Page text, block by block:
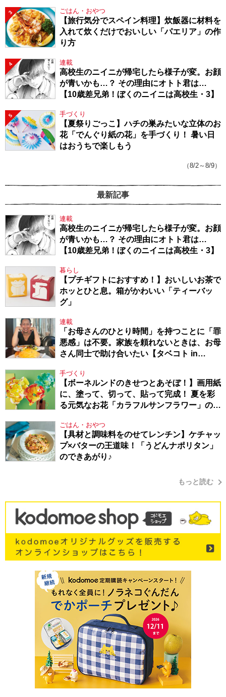
3 ごはん・おやつ
【旅行気分でスペイン料理】炊飯器に材料を
入れて炊くだけでおいしい「パエリア」の作
り方
4 連載
高校生のニイニが帰宅したら様子が変。お顔
が青いかも…？ その理由にオトト君は…
【10歳差兄弟！ぼくのニイニは高校生・3】
5 手づくり
【夏祭りごっこ】ハチの巣みたいな立体のお
花「でんぐり紙の花」を手づくり！ 暑い日
はおうちで楽しもう
（8/2～8/9）
最新記事
連載
高校生のニイニが帰宅したら様子が変。お顔
が青いかも…？ その理由にオトト君は…
【10歳差兄弟！ぼくのニイニは高校生・3】
暮らし
【プチギフトにおすすめ！】おいしいお茶で
ホッとひと息。箱がかわいい「ティーバッ
グ」
連載
「お母さんのひとり時間」を持つことに「罪
悪感」は不要。家族を頼れないときは、お母
さん同士で助け合いたい【タベコト in
手づくり
【ボーネルンドのきせつとあそぼ！】画用紙
に、塗って、切って、貼って完成！ 夏を彩
る元気なお花「カラフルサンフラワー」の作
ごはん・おやつ
【具材と調味料をのせてレンチン】ケチャッ
プ×バターの王道味！「うどんナポリタン」
のできあがり♪
もっと読む